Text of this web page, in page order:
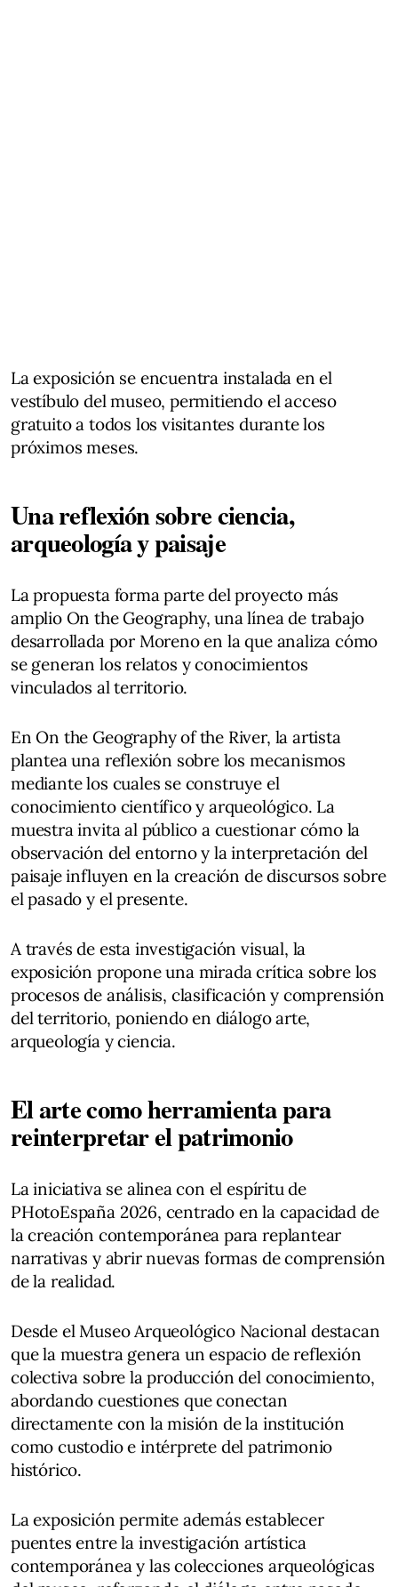
La exposición se encuentra instalada en el
vestíbulo del museo, permitiendo el acceso
gratuito a todos los visitantes durante los
próximos meses.
Una reflexión sobre ciencia,
arqueología y paisaje
La propuesta forma parte del proyecto más
amplio On the Geography, una línea de trabajo
desarrollada por Moreno en la que analiza cómo
se generan los relatos y conocimientos
vinculados al territorio.
En On the Geography of the River, la artista
plantea una reflexión sobre los mecanismos
mediante los cuales se construye el
conocimiento científico y arqueológico. La
muestra invita al público a cuestionar cómo la
observación del entorno y la interpretación del
paisaje influyen en la creación de discursos sobre
el pasado y el presente.
A través de esta investigación visual, la
exposición propone una mirada crítica sobre los
procesos de análisis, clasificación y comprensión
del territorio, poniendo en diálogo arte,
arqueología y ciencia.
El arte como herramienta para
reinterpretar el patrimonio
La iniciativa se alinea con el espíritu de
PHotoEspaña 2026, centrado en la capacidad de
la creación contemporánea para replantear
narrativas y abrir nuevas formas de comprensión
de la realidad.
Desde el Museo Arqueológico Nacional destacan
que la muestra genera un espacio de reflexión
colectiva sobre la producción del conocimiento,
abordando cuestiones que conectan
directamente con la misión de la institución
como custodio e intérprete del patrimonio
histórico.
La exposición permite además establecer
puentes entre la investigación artística
contemporánea y las colecciones arqueológicas